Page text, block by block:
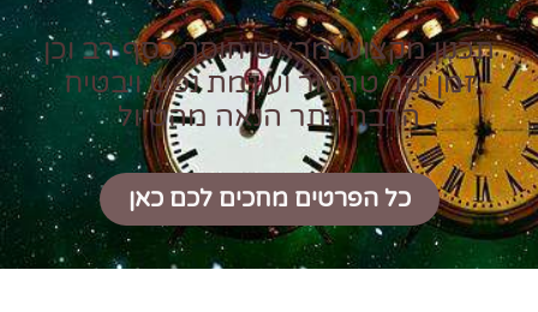
תכנון מקצועי מראש חוסך כסף רב וכן
זמן יקר טרטור ועוגמת נפש ויבטיח
הרבה יותר הנאה מהטיול
כל הפרטים מחכים לכם כאן